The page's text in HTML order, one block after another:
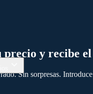
y recibe
Sin sorpresas.